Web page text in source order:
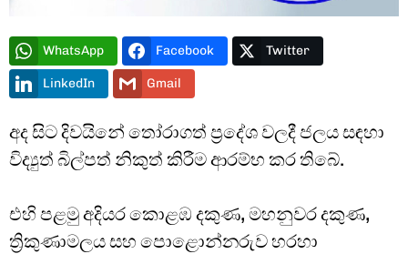
WhatsApp Facebook Twitter
LinkedIn Gmail
අද සිට දිවයිනේ තෝරාගත් ප්‍රදේශ වලදී ජලය සඳහා
විද්‍යුත් බිල්පත් නිකුත් කිරීම ආරම්භ කර තිබේ.
එහි පළමු අදියර කොළඹ දකුණ, මහනුවර දකුණ,
ත්‍රිකුණාමලය සහ පොළොන්නරුව හරහා